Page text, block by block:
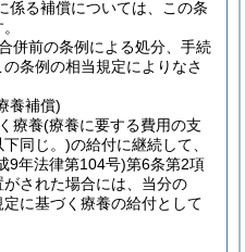
係る補償については、この条
併前の条例による処分、手続
条例の相当規定によりなさ
養補償)
療養(療養に要する費用の支
同じ。)の給付に継続して、
9年法律第104号)第6条第2項
された場合には、当分の
に基づく療養の給付として